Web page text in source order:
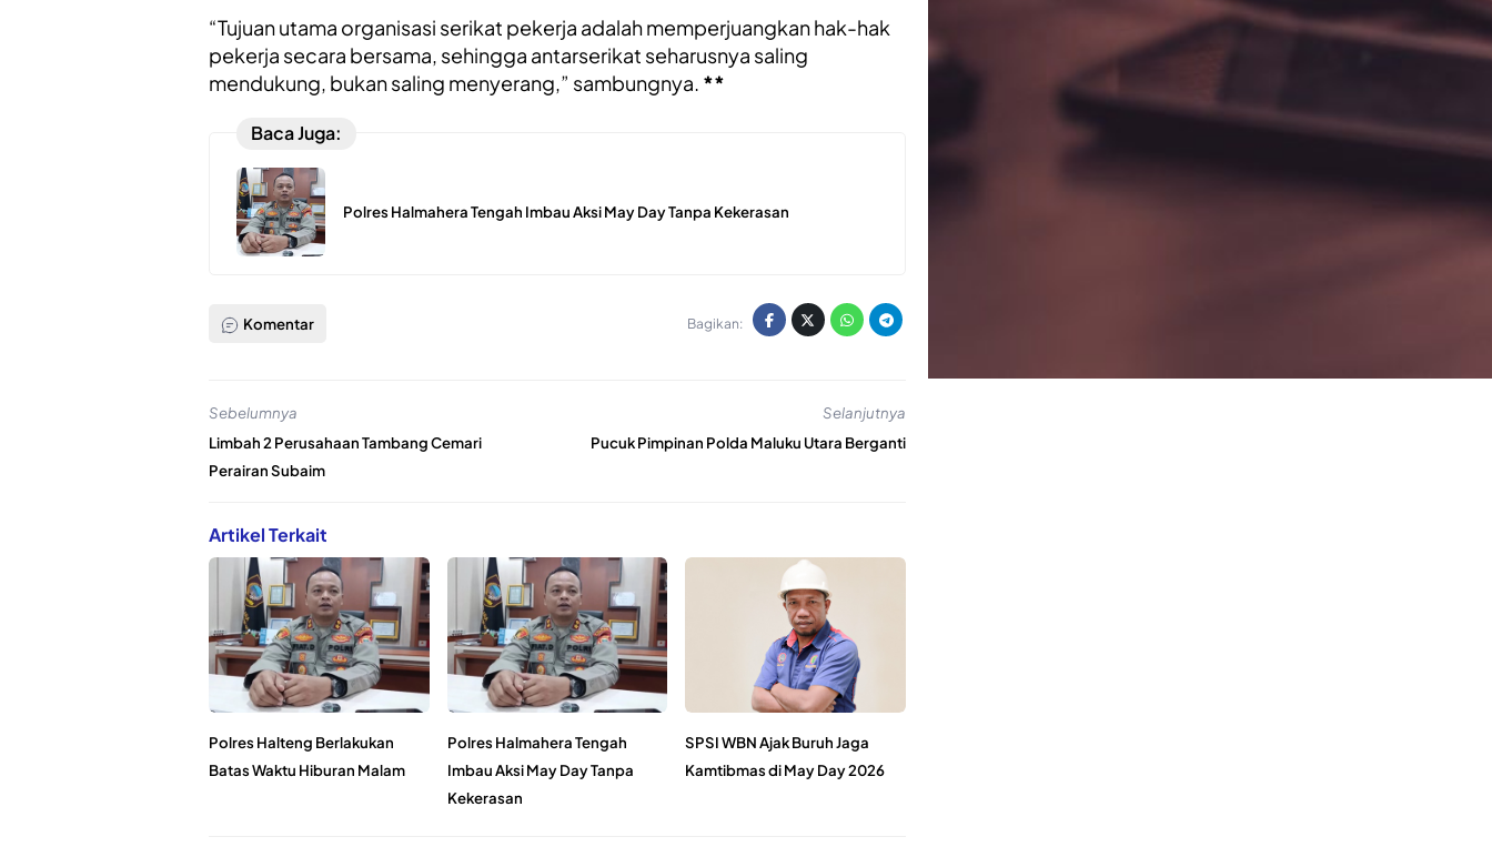
“Tujuan utama organisasi serikat pekerja adalah memperjuangkan hak-hak
pekerja secara bersama, sehingga antarserikat seharusnya saling
mendukung, bukan saling menyerang,” sambungnya. **
Baca Juga:
Polres Halmahera Tengah Imbau Aksi May Day Tanpa Kekerasan
Komentar Bagikan:
Sebelumnya
Limbah 2 Perusahaan Tambang Cemari
Perairan Subaim
Selanjutnya
Pucuk Pimpinan Polda Maluku Utara Berganti
Artikel Terkait
Polres Halteng Berlakukan
Batas Waktu Hiburan Malam
Polres Halmahera Tengah
Imbau Aksi May Day Tanpa
Kekerasan
SPSI WBN Ajak Buruh Jaga
Kamtibmas di May Day 2026